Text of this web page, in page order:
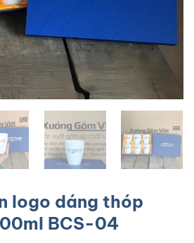
logo dáng thóp
BCS-04